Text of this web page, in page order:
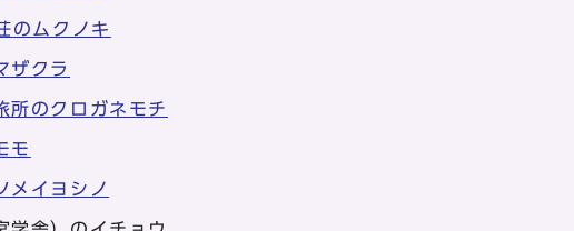
のムクノキ
ザクラ
所のクロガネモチ
モ
メイヨシノ